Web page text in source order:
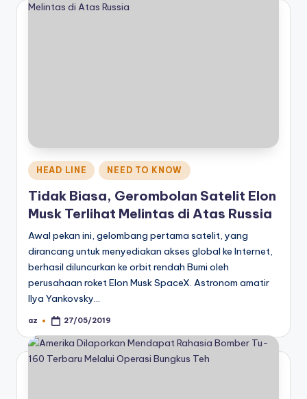
Posted
in
HEAD LINE NEED TO KNOW
Tidak Biasa, Gerombolan Satelit Elon
Musk Terlihat Melintas di Atas Russia
Awal pekan ini, gelombang pertama satelit, yang
dirancang untuk menyediakan akses global ke Internet,
berhasil diluncurkan ke orbit rendah Bumi oleh
perusahaan roket Elon Musk SpaceX. Astronom amatir
Ilya Yankovsky…
Posted
az 27/05/2019